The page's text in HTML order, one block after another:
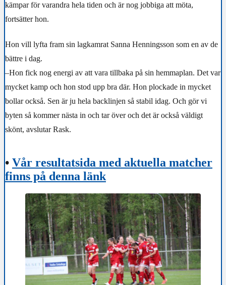
kämpar för varandra hela tiden och är nog jobbiga att möta,
fortsätter hon.
Hon vill lyfta fram sin lagkamrat Sanna Henningsson som en av de
bättre i dag.
–Hon fick nog energi av att vara tillbaka på sin hemmaplan. Det var
mycket kamp och hon stod upp bra där. Hon plockade in mycket
bollar också. Sen är ju hela backlinjen så stabil idag. Och gör vi
byten så kommer nästa in och tar över och det är också väldigt
skönt, avslutar Rask.
• Vår resultatsida med aktuella matcher
finns på denna länk